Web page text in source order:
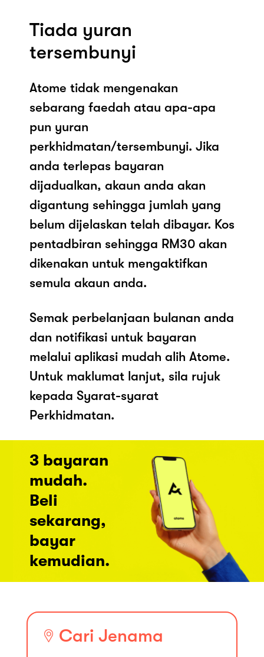
Tiada yuran
tersembunyi
Atome tidak mengenakan
sebarang faedah atau apa-apa
pun yuran
perkhidmatan/tersembunyi. Jika
anda terlepas bayaran
dijadualkan, akaun anda akan
digantung sehingga jumlah yang
belum dijelaskan telah dibayar. Kos
pentadbiran sehingga RM30 akan
dikenakan untuk mengaktifkan
semula akaun anda.
Semak perbelanjaan bulanan anda
dan notifikasi untuk bayaran
melalui aplikasi mudah alih Atome.
Untuk maklumat lanjut, sila rujuk
kepada Syarat-syarat
Perkhidmatan.
3 bayaran
mudah.
Beli
sekarang,
bayar
kemudian.
Cari Jenama